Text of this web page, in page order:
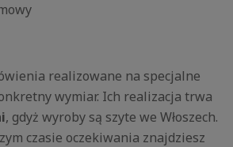
realizowane na specjalne
wymiar. Ich realizacja trwa
, gdyż wyroby są szyte we Włoszech.
czasie oczekiwania znajdziesz